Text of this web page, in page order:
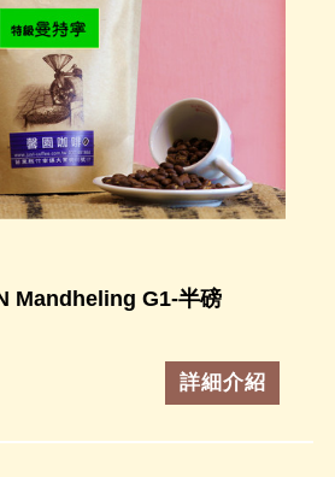
Mandheling G1-半磅
詳細介紹